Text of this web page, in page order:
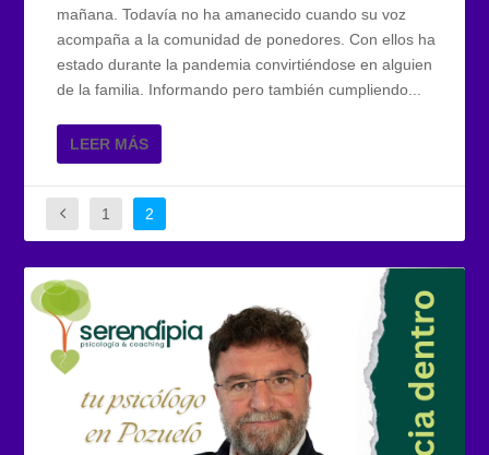
mañana. Todavía no ha amanecido cuando su voz
acompaña a la comunidad de ponedores. Con ellos ha
estado durante la pandemia convirtiéndose en alguien
de la familia. Informando pero también cumpliendo...
LEER MÁS
1 2